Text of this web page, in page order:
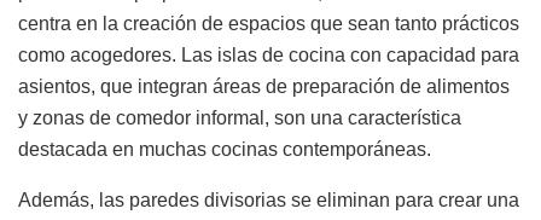
centra en la creación de espacios que sean tanto prácticos
como acogedores. Las islas de cocina con capacidad para
asientos, que integran áreas de preparación de alimentos
y zonas de comedor informal, son una característica
destacada en muchas cocinas contemporáneas.
Además, las paredes divisorias se eliminan para crear una